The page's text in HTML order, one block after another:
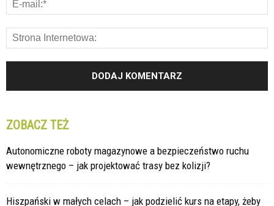
ZOBACZ TEŻ
Autonomiczne roboty magazynowe a bezpieczeństwo ruchu
wewnętrznego – jak projektować trasy bez kolizji?
Hiszpański w małych celach – jak podzielić kurs na etapy, żeby